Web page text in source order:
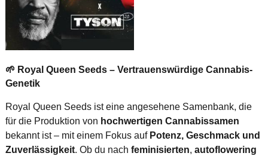
🌱 Royal Queen Seeds – Vertrauenswürdige Cannabis-
Genetik
Royal Queen Seeds ist eine angesehene Samenbank, die
für die Produktion von hochwertigen Cannabissamen
bekannt ist – mit einem Fokus auf Potenz, Geschmack und
Zuverlässigkeit. Ob du nach feminisierten, autoflowering